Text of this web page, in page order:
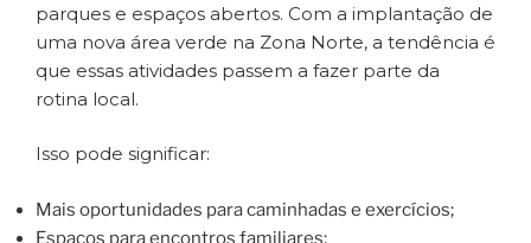
parques e espaços abertos. Com a implantação de
uma nova área verde na Zona Norte, a tendência é
que essas atividades passem a fazer parte da
rotina local.
Isso pode significar:
Mais oportunidades para caminhadas e exercícios;
Espaços para encontros familiares;